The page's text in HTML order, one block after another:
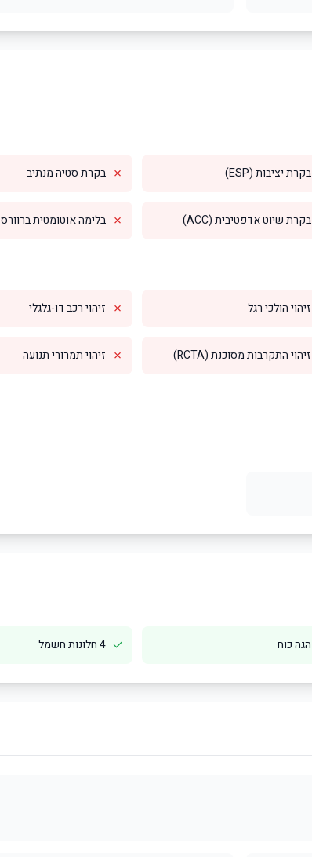
בקרת יציבות (ESP) ✗ בקרת סטיה מנתיב
בקרת שיוט אדפטיבית (ACC) ✗ בלימה אוטומטית ברוורס
זיהוי הולכי רגל ✗ זיהוי רכב דו-גלגלי
זיהוי התקרבות מסוכנת (RCTA) ✗ זיהוי תמרורי תנועה
הגה כוח ✓ 4 חלונות חשמל